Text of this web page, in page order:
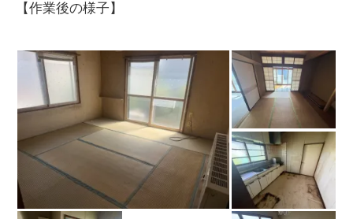
【作業後の様子】